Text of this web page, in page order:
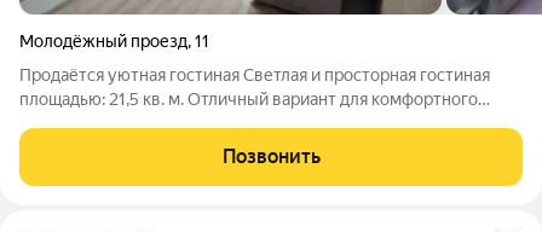
Молодёжный проезд,11
Продаётся уютная гостиная Светлая и просторная гостиная
площадью: 21,5 кв. м. Отличный вариант для комфортного
инвестиции. - Просторная комната правильной планировки -
Позвонить